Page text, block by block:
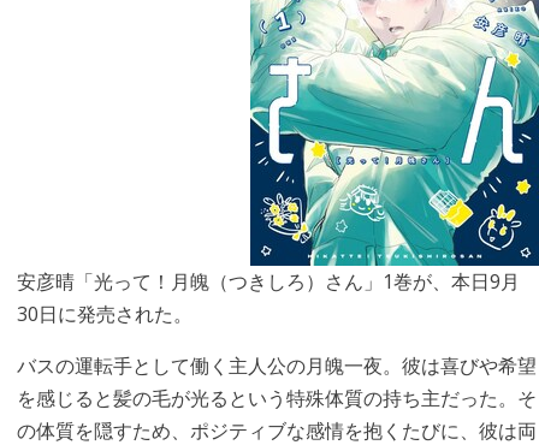
安彦晴「光って！月魄（つきしろ）さん」1巻が、本日9月
30日に発売された。
バスの運転手として働く主人公の月魄一夜。彼は喜びや希望
を感じると髪の毛が光るという特殊体質の持ち主だった。そ
の体質を隠すため、ポジティブな感情を抱くたびに、彼は両